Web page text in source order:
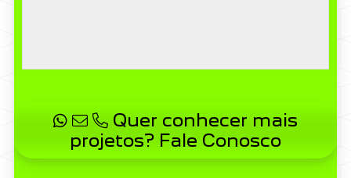
Quer conhecer mais
projetos? Fale Conosco